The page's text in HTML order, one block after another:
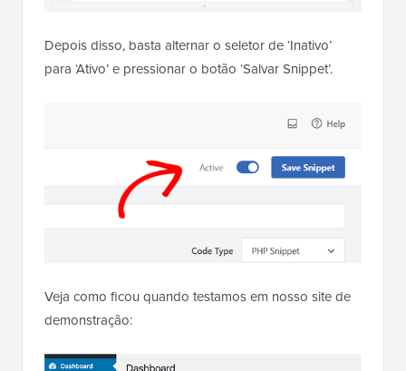
Depois disso, basta alternar o seletor de ‘Inativo’
para ‘Ativo’ e pressionar o botão ‘Salvar Snippet’.
Veja como ficou quando testamos em nosso site de
demonstração: